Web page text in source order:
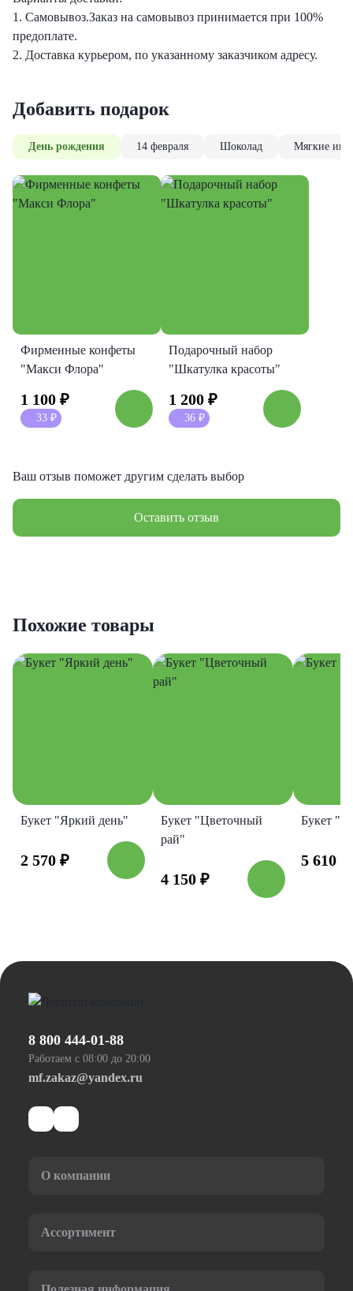
1. Самовывоз.Заказ на самовывоз принимается при 100%
предоплате.
2. Доставка курьером, по указанному заказчиком адресу.
Добавить подарок
День рождения 14 февраля Шоколад Мягкие
Фирменные конфеты
"Макси Флора"
1 100 ₽
33 ₽
Подарочный набор
"Шкатулка красоты"
1 200 ₽
36 ₽
Ваш отзыв поможет другим сделать выбор
Оставить отзыв
Похожие товары
Букет "Яркий день"
2 570 ₽
Букет "Цветочный
рай"
4 150 ₽
Букет
5 610
8 800 444-01-88
Работаем с 08:00 до 20:00
mf.zakaz@yandex.ru
О компании
Ассортимент